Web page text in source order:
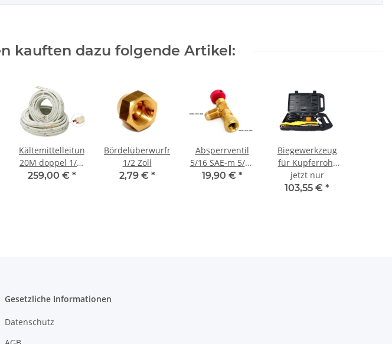
kauften dazu folgende Artikel:
Kältemittelleitung
20M doppel 1/4-
3/8 Top-Line
259,00 € *
Bördelüberwurfmutter
1/2 Zoll
2,79 € *
Absperrventil
5/16 SAE-m 5/16
SAE-f R410a /
19,90 € *
Biegewerkzeug
für Kupferrohr
3/8-1/2-5/8-3/4-
7/8 ZOLL
jetzt nur
103,55 € *
Gesetzliche Informationen
Datenschutz